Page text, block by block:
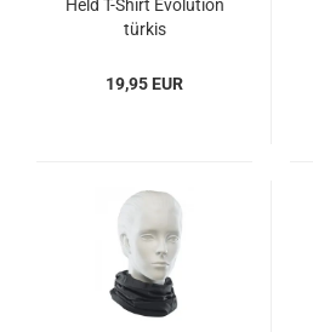
Held T-Shirt Evolution
türkis
19,95 EUR